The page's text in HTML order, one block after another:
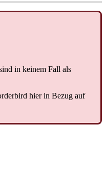
in keinem Fall als
hier in Bezug auf